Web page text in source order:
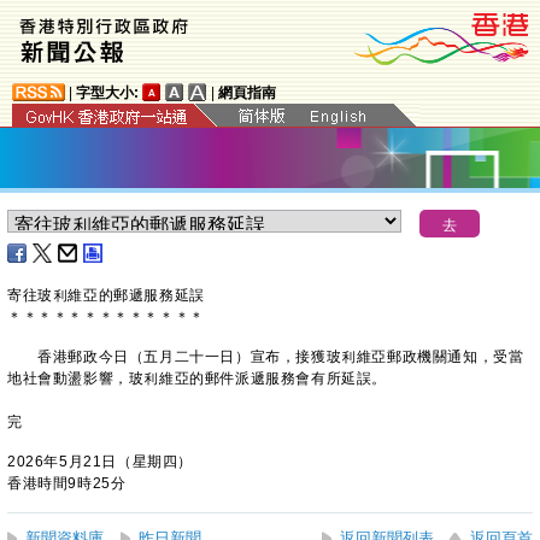
字型大小: 網頁指南
寄往玻利維亞的郵遞服務延誤
＊ ＊ ＊ ＊ ＊ ＊ ＊ ＊ ＊ ＊ ＊ ＊ ＊
​香港郵政今日（五月二十一日）宣布，接獲玻利維亞郵政機關通知，受當
地社會動盪影響，玻利維亞的郵件派遞服務會有所延誤。
完
2026年5月21日（星期四）
香港時間9時25分